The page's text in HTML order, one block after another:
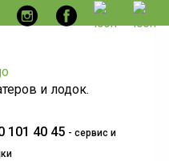
и лодок.
101 40 45 - сервис и